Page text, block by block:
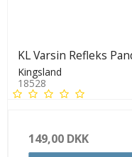
KL Varsin Refleks
Kingsland
18528
149,00 DKK